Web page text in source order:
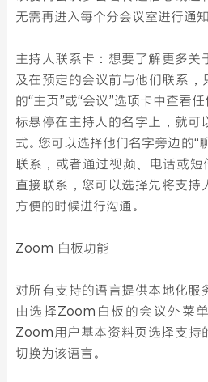
无需再进入每个分会议室进行通知
主持人联系卡：想要了解更多关
及在预定的会议前与他们联系
的“主页”或“会议”选项卡中查看
标悬停在主持人的名字上，就可
式。您可以选择他们名字旁边的“
联系，或者通过视频、电话或短
直接联系，您可以选择先将支持
方便的时候进行沟通。
Zoom 白板功能
对所有支持的语言提供本地化服
由选择Zoom白板的会议外菜
Zoom用户基本资料页选择支持
切换为该语言。